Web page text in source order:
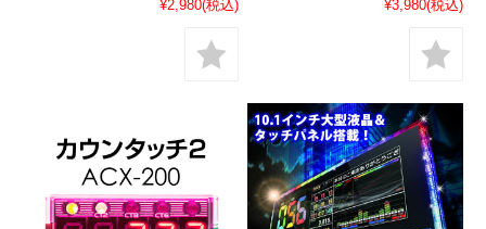
¥2,980(税込) ¥3,980(税込)